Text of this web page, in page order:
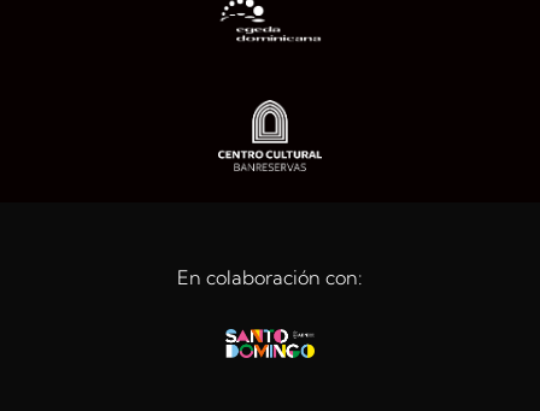
En colaboración con: